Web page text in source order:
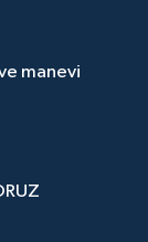
manevi